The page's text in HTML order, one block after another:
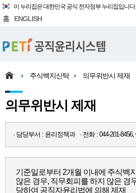
이 누리집은 대한민국 공식 전자정부 누리집입니다.
홈 ENGLISH
주식백지신탁 의무위반시 제재
의무위반시 제재
· 담당부서 : 윤리정책과 · 전화 : 044-201-8456,
기준일로부터 2개월 이내에 주식백
않은 경우, 직무회피를 하지 않은 경
당하여 공직자윤리법에 의해 제재